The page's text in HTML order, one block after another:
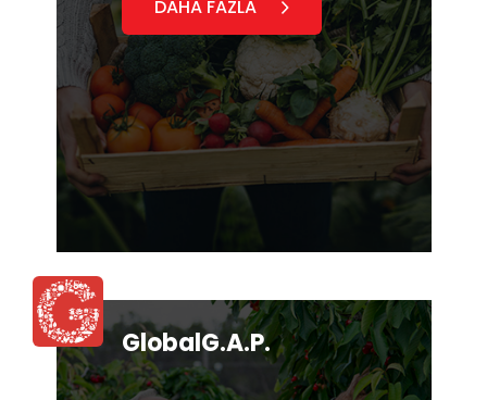
DAHA FAZLA
GlobalG.A.P.